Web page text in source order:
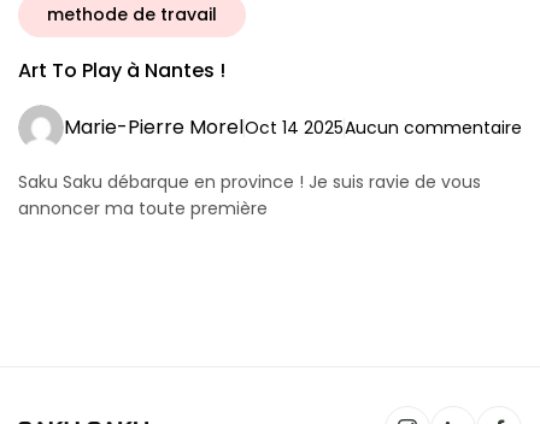
methode de travail
Art To Play à Nantes !
Marie-Pierre MorelOct 14 2025Aucun commentaire
Saku Saku débarque en province ! Je suis ravie de vous
annoncer ma toute première